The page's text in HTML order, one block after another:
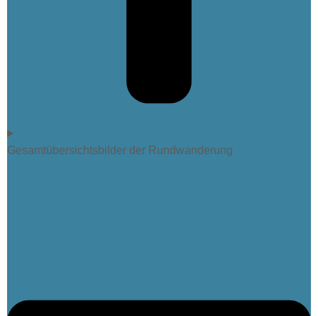
Gesamtübersichtsbilder der Rundwanderung